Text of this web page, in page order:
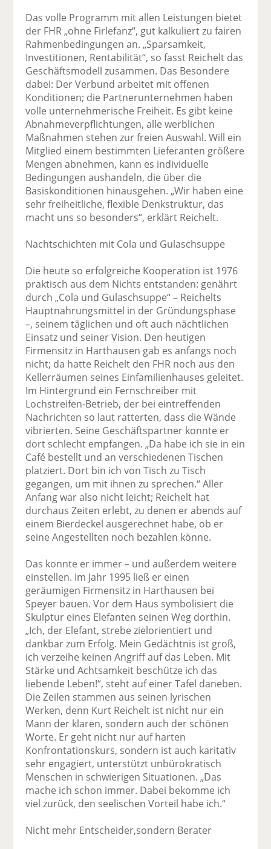
Das volle Programm mit allen Leistungen bietet
der FHR „ohne Firlefanz“, gut kalkuliert zu fairen
Rahmenbedingungen an. „Sparsamkeit,
Investitionen, Rentabilität“, so fasst Reichelt das
Geschäftsmodell zusammen. Das Besondere
dabei: Der Verbund arbeitet mit offenen
Konditionen; die Partnerunternehmen haben
volle unter­nehmerische Freiheit. Es gibt keine
Abnahme­verpflichtungen, alle werblichen
Maßnahmen stehen zur freien Auswahl. Will ein
Mitglied einem bestimmten Lieferanten größere
Mengen abnehmen, kann es individuelle
Bedingungen aushandeln, die über die
Basiskonditionen hinausgehen. „Wir haben eine
sehr freiheitliche, flexible Denkstruktur, das
macht uns so besonders“, erklärt Reichelt.
Nachtschichten mit Cola und Gulaschsuppe
Die heute so erfolgreiche Kooperation ist 1976
praktisch aus dem Nichts entstanden: genährt
durch „Cola und Gulaschsuppe“ – Reichelts
Hauptnahrungsmittel in der Gründungs­phase
–, seinem täglichen und oft auch nächtlichen
Einsatz und seiner Vision. Den heutigen
Firmensitz in Harthausen gab es anfangs noch
nicht; da hatte Reichelt den FHR noch aus den
Kellerräumen seines Einfamilienhauses geleitet.
Im Hintergrund ein Fernschreiber mit
Lochstreifen-Betrieb, der bei eintreffenden
Nachrichten so laut ratterten, dass die Wände
vibrierten. Seine Geschäftspartner konnte er
dort schlecht empfangen. „Da habe ich sie in ein
Café bestellt und an verschiedenen Tischen
platziert. Dort bin ich von Tisch zu Tisch
gegangen, um mit ihnen zu sprechen.“ Aller
Anfang war also nicht leicht; Reichelt hat
durchaus Zeiten erlebt, zu denen er abends auf
einem Bierdeckel ausgerechnet habe, ob er
seine Angestellten noch bezahlen könne.
Das konnte er immer – und außerdem weitere
einstellen. Im Jahr 1995 ließ er einen
geräumigen Firmensitz in Harthausen bei
Speyer bauen. Vor dem Haus symbolisiert die
Skulptur eines Elefanten seinen Weg dorthin.
„Ich, der Elefant, strebe ziel­orientiert und
dankbar zum Erfolg. Mein Gedächtnis ist groß,
ich verzeihe keinen Angriff auf das Leben. Mit
Stärke und Achtsamkeit beschütze ich das
liebende Leben!“, steht auf einer Tafel daneben.
Die Zeilen stammen aus seinen lyrischen
Werken, denn Kurt Reichelt ist nicht nur ein
Mann der klaren, sondern auch der schönen
Worte. Er geht nicht nur auf harten
Konfrontationskurs, sondern ist auch karitativ
sehr engagiert, unterstützt unbürokratisch
Menschen in schwierigen Situationen. „Das
mache ich schon immer. Dabei bekomme ich
viel zurück, den seelischen Vorteil habe ich.“
Nicht mehr Entscheider,sondern Berater